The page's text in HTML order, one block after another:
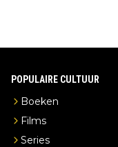
POPULAIRE CULTUUR
Boeken
Films
Series